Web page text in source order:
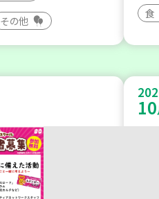
その他
食
10